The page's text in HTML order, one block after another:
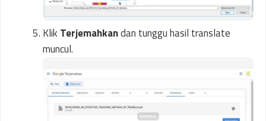
Klik Terjemahkandan tunggu hasil translate
muncul.